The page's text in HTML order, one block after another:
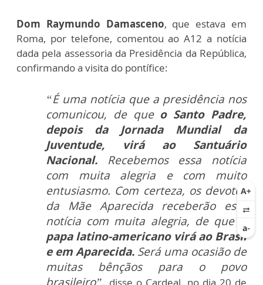
Dom Raymundo Damasceno, que estava em
Roma, por telefone, comentou ao A12 a notícia
dada pela assessoria da Presidência da República,
confirmando a visita do pontífice:
“É uma notícia que a presidência nos
comunicou, de que o Santo Padre,
depois da Jornada Mundial da
Juventude, virá ao Santuário
Nacional. Recebemos essa notícia
com muita alegria e com muito
entusiasmo. Com certeza, os devotos
da Mãe Aparecida receberão esta
notícia com muita alegria, de que
papa latino-americano virá ao Brasil
e em Aparecida. Será uma ocasião de
muitas bênçãos para o povo
brasileiro”, disse o Cardeal, no dia 20 de